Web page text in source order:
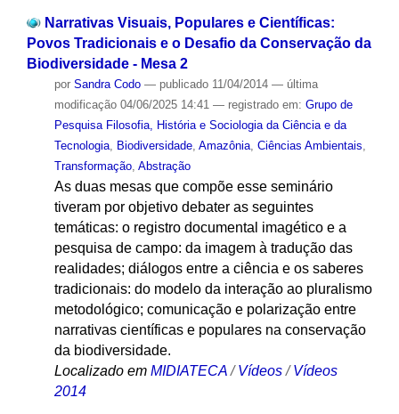
Narrativas Visuais, Populares e Científicas:
Povos Tradicionais e o Desafio da Conservação da
Biodiversidade - Mesa 2
por Sandra Codo — publicado11/04/2014 — última
modificação04/06/2025 14:41 — registrado em: Grupo de
Pesquisa Filosofia, História e Sociologia da Ciência e da
Tecnologia, Biodiversidade, Amazônia, Ciências Ambientais,
Transformação, Abstração
As duas mesas que compõe esse seminário
tiveram por objetivo debater as seguintes
temáticas: o registro documental imagético e a
pesquisa de campo: da imagem à tradução das
realidades; diálogos entre a ciência e os saberes
tradicionais: do modelo da interação ao pluralismo
metodológico; comunicação e polarização entre
narrativas científicas e populares na conservação
da biodiversidade.
Localizado em MIDIATECA /Vídeos /Vídeos
2014